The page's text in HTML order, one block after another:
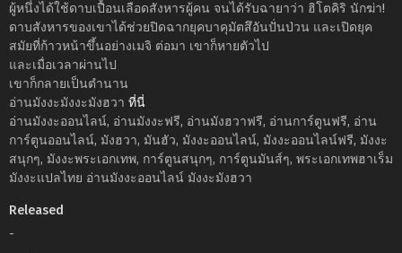
ผู้หนึ่งได้ใช้ดาบเปื้อนเลือดสังหารผู้คน จนได้รับฉายาว่า ฮิโตคิริ นักฆ่า!
ดาบสังหารของเขาได้ช่วยปิดฉากยุคบาคุมัตสึอันปั่นป่วน และเปิดยุค
สมัยที่ก้าวหน้าขึ้นอย่างเมจิ ต่อมา เขาก็หายตัวไป
และเมื่อเวลาผ่านไป
เขาก็กลายเป็นตำนาน
อ่านมังงะมังงะมังฮวา ที่นี่
อ่านมังงะออนไลน์, อ่านมังงะฟรี, อ่านมังฮวาฟรี, อ่านการ์ตูนฟรี, อ่าน
การ์ตูนออนไลน์, มังฮวา, มันฮัว, มังงะออนไลน์, มังงะออนไลน์ฟรี, มังงะ
สนุกๆ, มังงะพระเอกเทพ, การ์ตูนสนุกๆ, การ์ตูนมันส์ๆ, พระเอกเทพฮาเร็ม
มังงะแปลไทย อ่านมังงะออนไลน์ มังงะมังฮวา
Released
-